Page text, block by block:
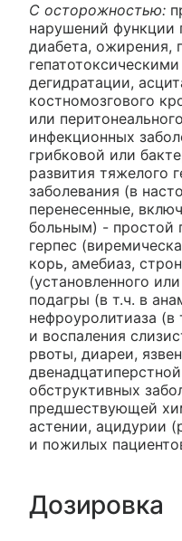
С осторожностью:
нарушений функции
диабета, ожирения,
дегидратации,
костномозгового
или
инфекционных
грибковой или
развития тяжелого
заболевания (в
перенесенные,
больным) - простой
герпес
корь, амебиаз,
(установленного
подагры (в т.ч. в
нефроуролитиаза (в
и воспаления
рвоты, диареи,
обструктивных
предшествующей
астении, ацидурии
и пожилых
Дозировка